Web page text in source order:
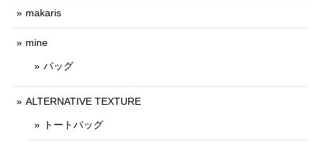
makaris
mine
バッグ
ALTERNATIVE TEXTURE
トートバッグ